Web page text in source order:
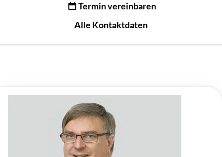
Termin vereinbaren
Alle Kontaktdaten